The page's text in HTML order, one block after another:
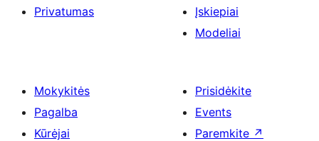
Privatumas
Įskiepiai
Modeliai
Mokykitės
Pagalba
Kūrėjai
Prisidėkite
Events
Paremkite ↗